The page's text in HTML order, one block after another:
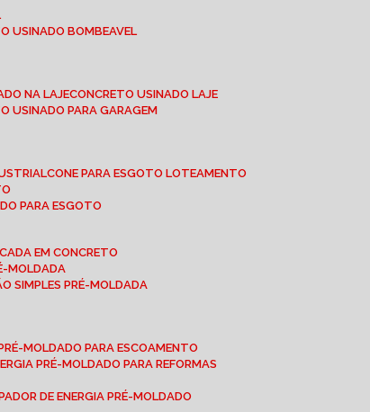
USINADO BOMBEAVEL
NA LAJE CONCRETO USINADO LAJE
USINADO PARA GARAGEM
CONE PARA ESGOTO LOTEAMENTO
PARA ESGOTO
EM CONCRETO
MOLDADA
SIMPLES PRÉ-MOLDADA
PRÉ-MOLDADO PARA ESCOAMENTO
PRÉ-MOLDADO PARA REFORMAS
DE ENERGIA PRÉ-MOLDADO